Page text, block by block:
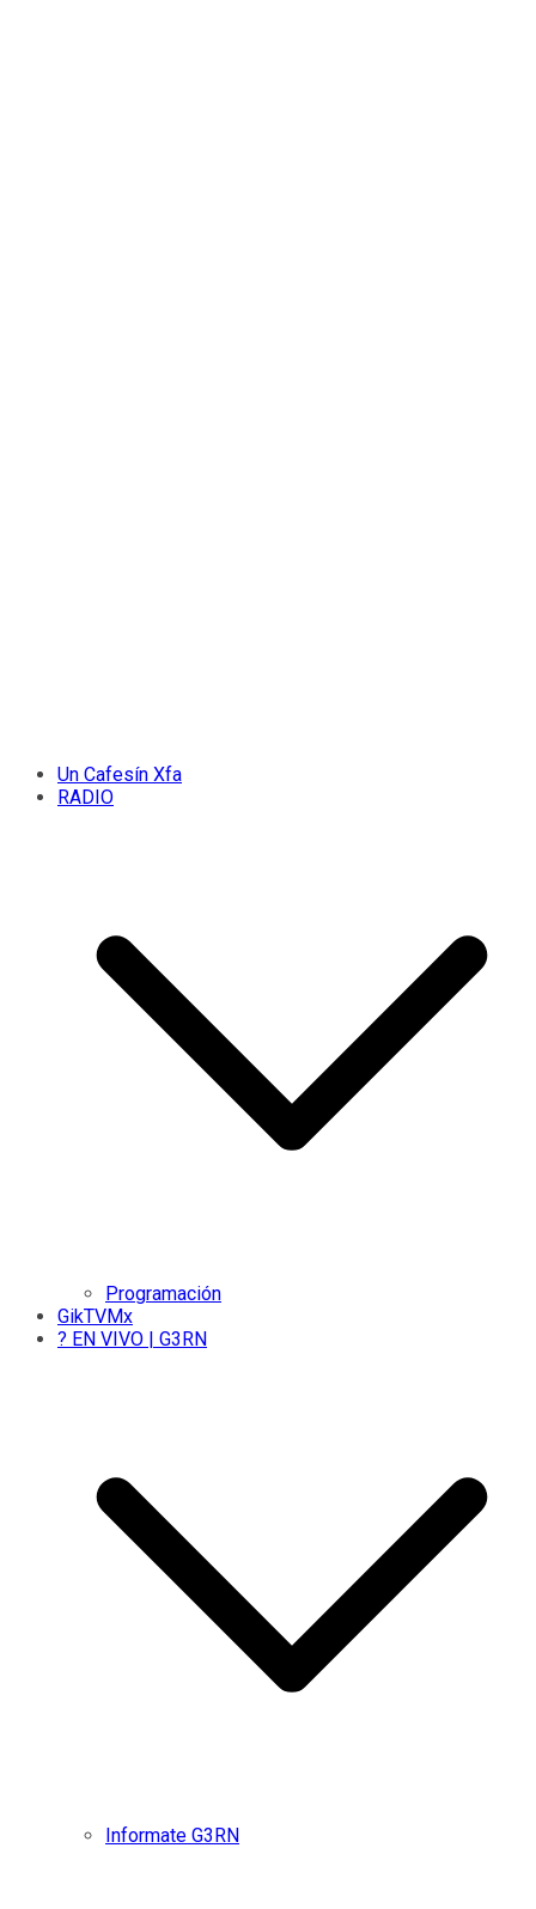
Un Cafesín Xfa
RADIO
Programación
GikTVMx
? EN VIVO | G3RN
Informate G3RN